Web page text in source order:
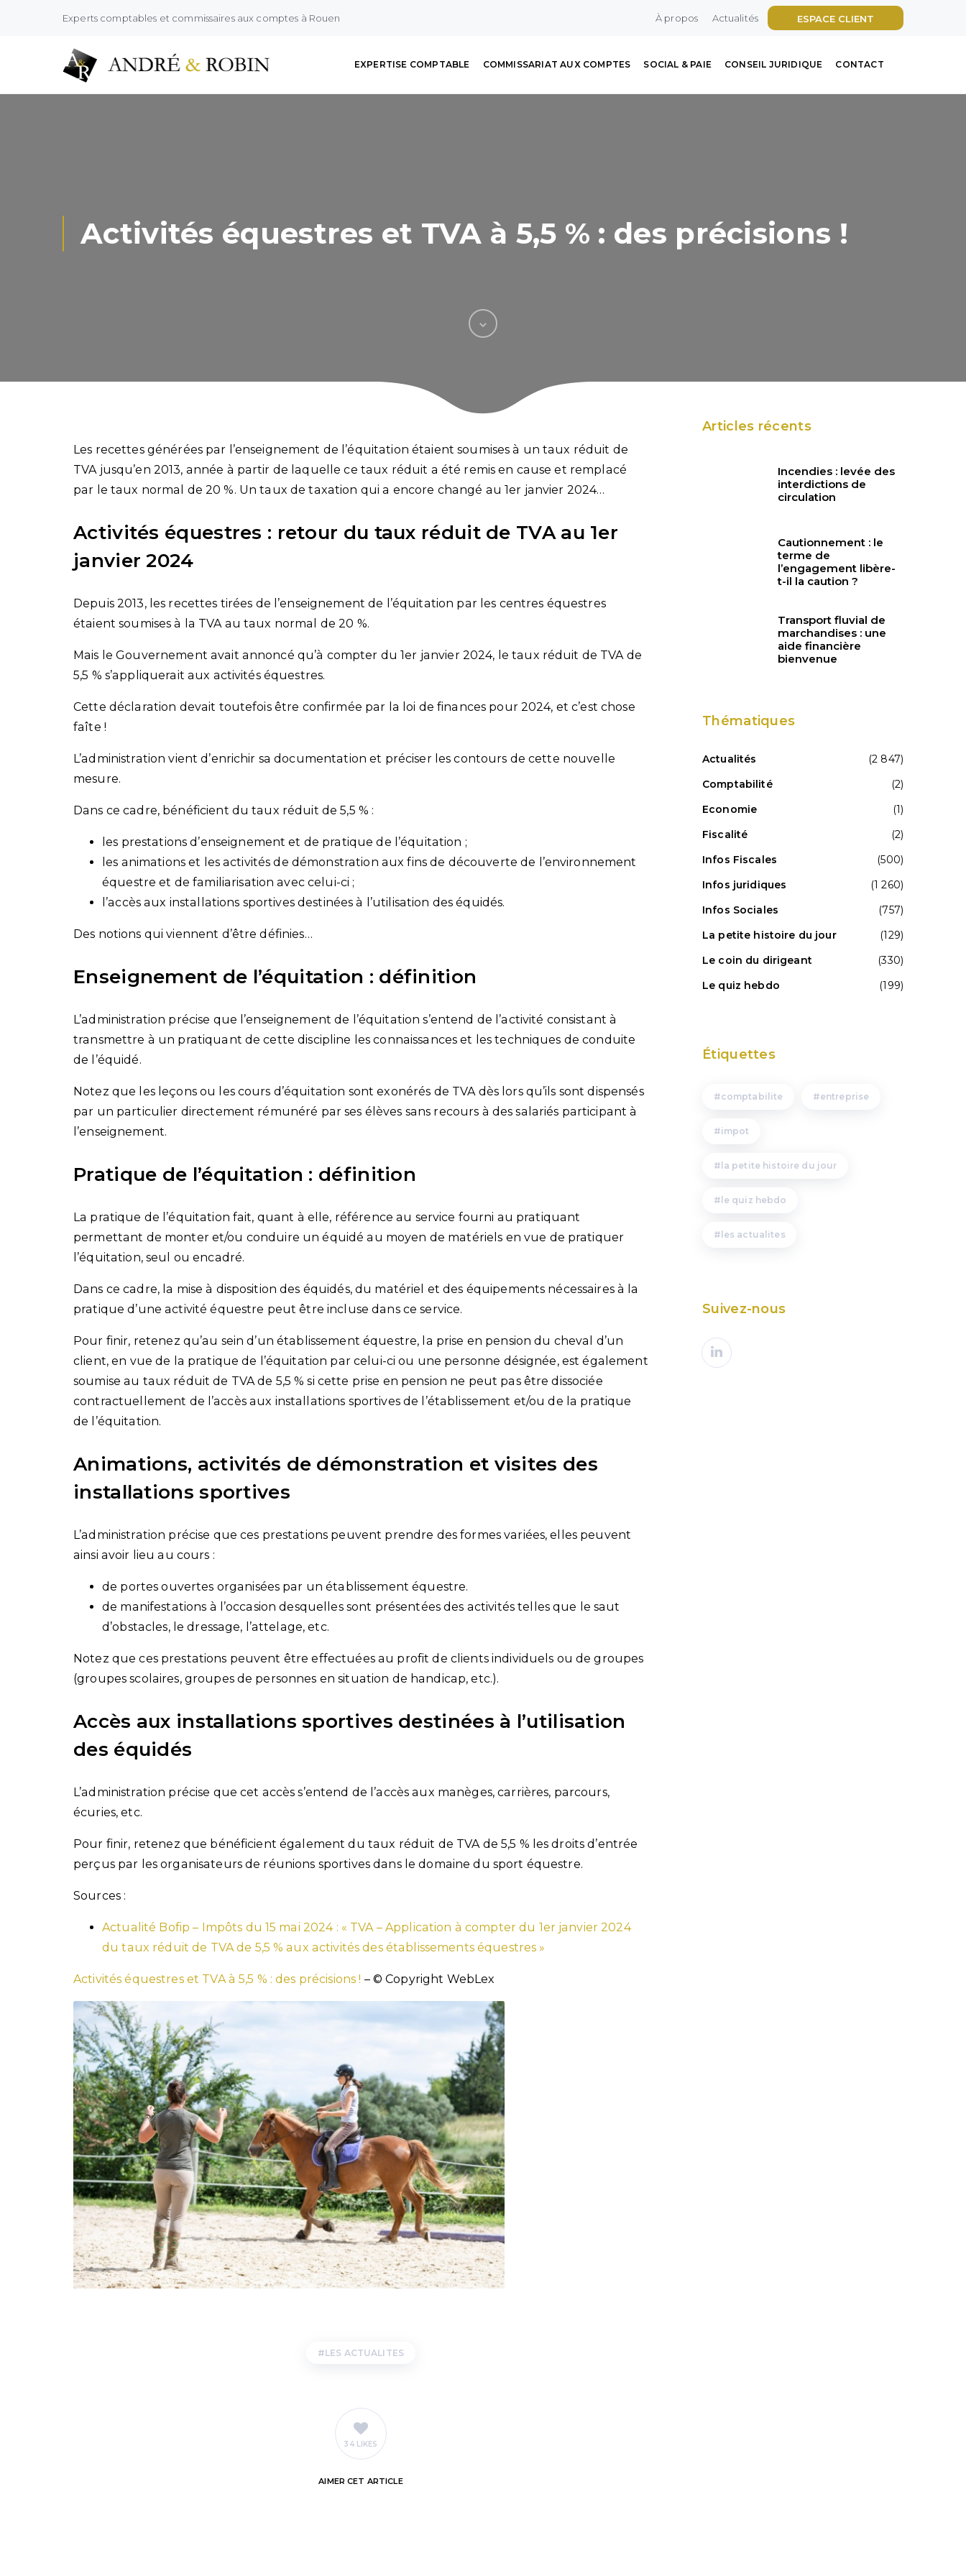
Experts comptables et commissaires aux comptes à Rouen ESPACE CLIENT
À propos Actualités
EXPERTISE COMPTABLE COMMISSARIAT AUX COMPTES SOCIAL & PAIE CONSEIL JURIDIQUE CONTACT
Activités équestres et TVA à 5,5 % : des précisions !
Les recettes générées par l’enseignement de l’équitation étaient soumises à un taux réduit de
TVA jusqu’en 2013, année à partir de laquelle ce taux réduit a été remis en cause et remplacé
par le taux normal de 20 %. Un taux de taxation qui a encore changé au 1er janvier 2024…
Activités équestres : retour du taux réduit de TVA au 1er
janvier 2024
Depuis 2013, les recettes tirées de l’enseignement de l’équitation par les centres équestres
étaient soumises à la TVA au taux normal de 20 %.
Mais le Gouvernement avait annoncé qu’à compter du 1er janvier 2024, le taux réduit de TVA de
5,5 % s’appliquerait aux activités équestres.
Cette déclaration devait toutefois être confirmée par la loi de finances pour 2024, et c’est chose
faîte !
L’administration vient d’enrichir sa documentation et préciser les contours de cette nouvelle
mesure.
Dans ce cadre, bénéficient du taux réduit de 5,5 % :
les prestations d’enseignement et de pratique de l’équitation ;
les animations et les activités de démonstration aux fins de découverte de l’environnement
équestre et de familiarisation avec celui-ci ;
l’accès aux installations sportives destinées à l’utilisation des équidés.
Des notions qui viennent d’être définies…
Enseignement de l’équitation : définition
L’administration précise que l’enseignement de l’équitation s’entend de l’activité consistant à
transmettre à un pratiquant de cette discipline les connaissances et les techniques de conduite
de l’équidé.
Notez que les leçons ou les cours d’équitation sont exonérés de TVA dès lors qu’ils sont dispensés
par un particulier directement rémunéré par ses élèves sans recours à des salariés participant à
l’enseignement.
Pratique de l’équitation : définition
La pratique de l’équitation fait, quant à elle, référence au service fourni au pratiquant
permettant de monter et/ou conduire un équidé au moyen de matériels en vue de pratiquer
l’équitation, seul ou encadré.
Dans ce cadre, la mise à disposition des équidés, du matériel et des équipements nécessaires à la
pratique d’une activité équestre peut être incluse dans ce service.
Pour finir, retenez qu’au sein d’un établissement équestre, la prise en pension du cheval d’un
client, en vue de la pratique de l’équitation par celui-ci ou une personne désignée, est également
soumise au taux réduit de TVA de 5,5 % si cette prise en pension ne peut pas être dissociée
contractuellement de l’accès aux installations sportives de l’établissement et/ou de la pratique
de l’équitation.
Animations, activités de démonstration et visites des
installations sportives
L’administration précise que ces prestations peuvent prendre des formes variées, elles peuvent
ainsi avoir lieu au cours :
de portes ouvertes organisées par un établissement équestre.
de manifestations à l’occasion desquelles sont présentées des activités telles que le saut
d’obstacles, le dressage, l’attelage, etc.
Notez que ces prestations peuvent être effectuées au profit de clients individuels ou de groupes
(groupes scolaires, groupes de personnes en situation de handicap, etc.).
Accès aux installations sportives destinées à l’utilisation
des équidés
L’administration précise que cet accès s’entend de l’accès aux manèges, carrières, parcours,
écuries, etc.
Pour finir, retenez que bénéficient également du taux réduit de TVA de 5,5 % les droits d’entrée
perçus par les organisateurs de réunions sportives dans le domaine du sport équestre.
Sources :
Actualité Bofip – Impôts du 15 mai 2024 : « TVA – Application à compter du 1er janvier 2024
du taux réduit de TVA de 5,5 % aux activités des établissements équestres »
Activités équestres et TVA à 5,5 % : des précisions ! – © Copyright WebLex
LES ACTUALITES
34 LIKES
AIMER CET ARTICLE
Articles récents
Incendies : levée des
interdictions de
circulation
Cautionnement : le
terme de
l’engagement libère-
t-il la caution ?
Transport fluvial de
marchandises : une
aide financière
bienvenue
Thématiques
Actualités
(2 847)
Comptabilité
(2)
Economie
(1)
Fiscalité
(2)
Infos Fiscales
(500)
Infos juridiques
(1 260)
Infos Sociales
(757)
La petite histoire du jour
(129)
Le coin du dirigeant
(330)
Le quiz hebdo
(199)
Étiquettes
comptabilite entreprise
impot
la petite histoire du jour
le quiz hebdo
les actualites
Suivez-nous